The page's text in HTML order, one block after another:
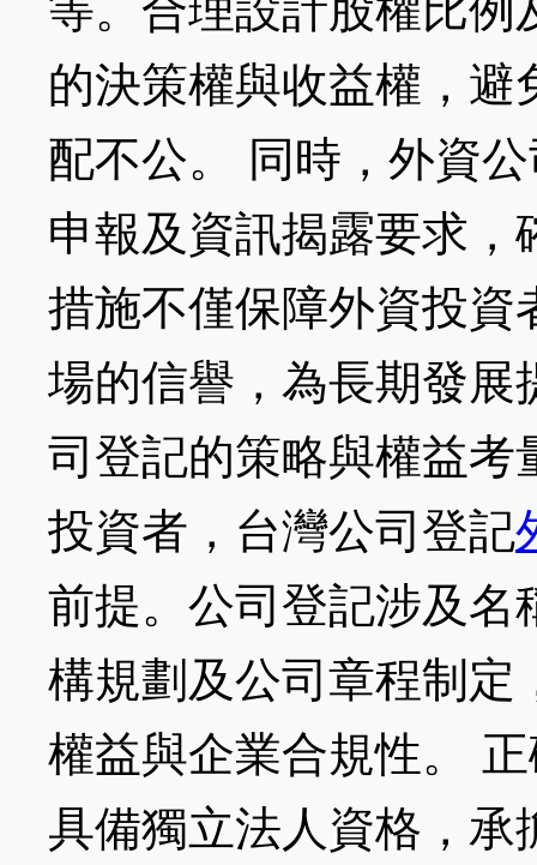
等。合理設計股權比例
的決策權與收益權，
配不公。 同時，外資
申報及資訊揭露要求
措施不僅保障外資投資
場的信譽，為長期發展
司登記的策略與權益考
投資者，台灣公司登記
前提。公司登記涉及名
構規劃及公司章程制定
權益與企業合規性。
具備獨立法人資格，承